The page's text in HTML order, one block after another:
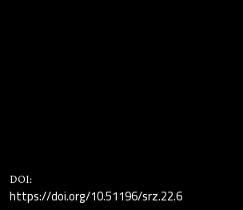
DOI:
https://doi.org/10.51196/srz.22.6